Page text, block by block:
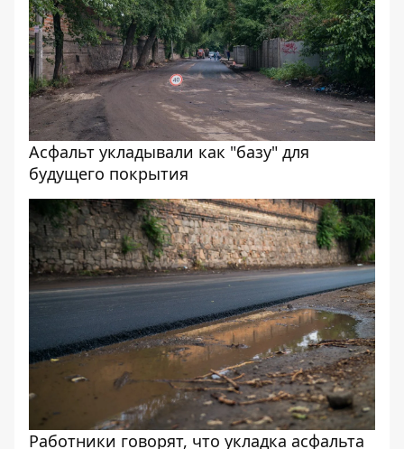
Асфальт укладывали как "базу" для
будущего покрытия
Работники говорят, что укладка асфальта